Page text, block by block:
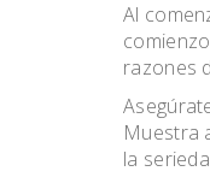
Al
razones
Muestra
la